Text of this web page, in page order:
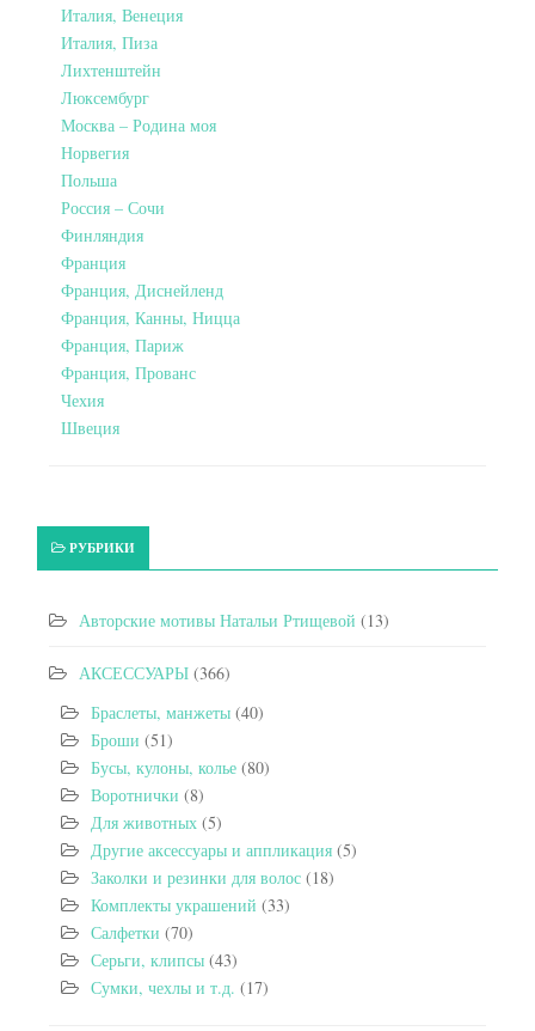
Италия, Венеция
Италия, Пиза
Лихтенштейн
Люксембург
Москва – Родина моя
Норвегия
Польша
Россия – Сочи
Финляндия
Франция
Франция, Диснейленд
Франция, Канны, Ницца
Франция, Париж
Франция, Прованс
Чехия
Швеция
РУБРИКИ
Авторские мотивы Натальи Ртищевой (13)
АКСЕССУАРЫ (366)
Браслеты, манжеты (40)
Броши (51)
Бусы, кулоны, колье (80)
Воротнички (8)
Для животных (5)
Другие аксессуары и аппликация (5)
Заколки и резинки для волос (18)
Комплекты украшений (33)
Салфетки (70)
Серьги, клипсы (43)
Сумки, чехлы и т.д. (17)